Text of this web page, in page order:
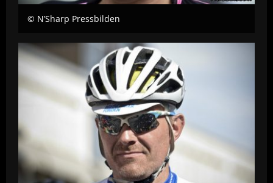
© N’Sharp Pressbilden